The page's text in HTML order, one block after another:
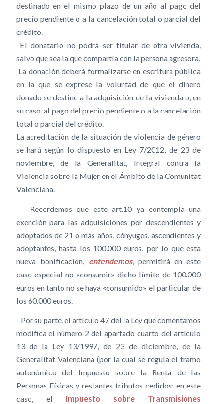
destinado en el mismo plazo de un año al pago del
precio pendiente o a la cancelación total o parcial del
crédito.
 El donatario no podrá ser titular de otra vivienda,
salvo que sea la que compartía con la persona agresora.
 La donación deberá formalizarse en escritura pública
en la que se exprese la voluntad de que el dinero
donado se destine a la adquisición de la vivienda o, en
su caso, al pago del precio pendiente o a la cancelación
total o parcial del crédito.
La acreditación de la situación de violencia de género
se hará según lo dispuesto en Ley 7/2012, de 23 de
noviembre, de la Generalitat, Integral contra la
Violencia sobre la Mujer en el Ámbito de la Comunitat
Valenciana.
Recordemos que este art.10 ya contempla una
exención para las adquisiciones por descendientes y
adoptados de 21 o más años, cónyuges, ascendientes y
adoptantes, hasta los 100.000 euros, por lo que esta
nueva bonificación, entendemos, permitirá en este
caso especial no «consumir» dicho límite de 100.000
euros en tanto no se haya «consumido» el particular de
los 60.000 euros.
Por su parte, el artículo 47 del la Ley que comentamos
modifica el número 2 del apartado cuarto del artículo
13 de la Ley 13/1997, de 23 de diciembre, de la
Generalitat Valenciana (por la cual se regula el tramo
autonómico del Impuesto sobre la Renta de las
Personas Físicas y restantes tributos cedidos: en este
caso, el Impuesto sobre Transmisiones